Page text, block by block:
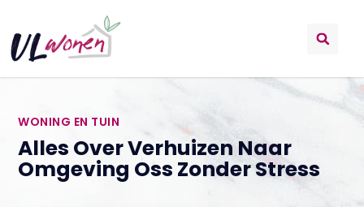
WONING EN TUIN
Alles Over Verhuizen Naar
Omgeving Oss Zonder Stress